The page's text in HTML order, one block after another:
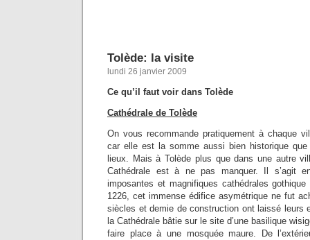
Tolède: la visite
lundi 26 janvier 2009
Ce qu’il faut voir dans Tolède
Cathédrale de Tolède
On vous recommande pratiquement à chaque
car elle est la somme aussi bien historique
lieux. Mais à Tolède plus que dans une autre
Cathédrale est à ne pas manquer. Il s’agit
imposantes et magnifiques cathédrales gothique
1226, cet immense édifice asymétrique ne fut
siècles et demie de construction ont laissé leurs
la Cathédrale bâtie sur le site d’une basilique
faire place à une mosquée maure. De